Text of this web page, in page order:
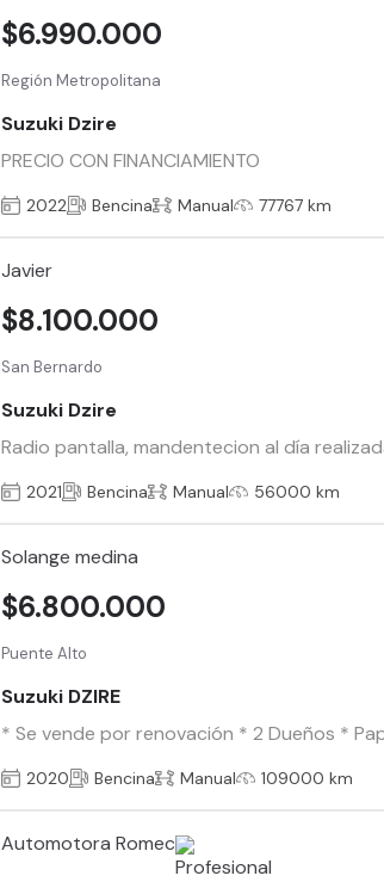
Región Metropolitana
Suzuki Dzire
PRECIO CON FINANCIAMIENTO
$6.990.000
2022 Bencina Manual 77767 km
Javier
San Bernardo
Suzuki Dzire
Radio pantalla, mandentecion al día
$8.100.000
2021 Bencina Manual 56000 km
Solange medina
Puente Alto
Suzuki DZIRE
* Se vende por renovación * 2 Dueños *
$6.800.000
2020 Bencina Manual 109000 km
Automotora Romec